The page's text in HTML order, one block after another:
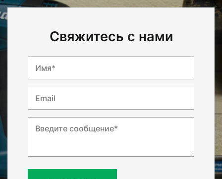
Свяжитесь с нами
Имя*
Email
Введите сообщение*